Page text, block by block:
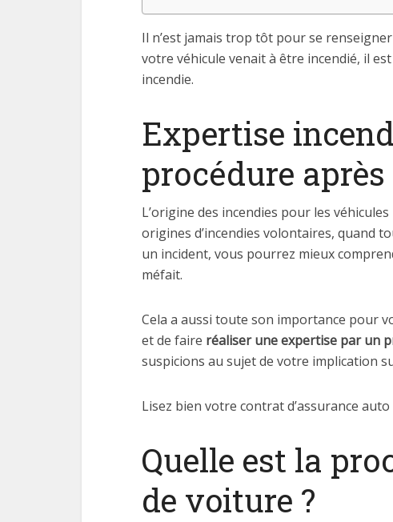
Il n’est jamais trop tôt pour se
votre véhicule venait à être incendié, il
incendie.
Expertise
procédure
L’origine des incendies pour les
origines d’incendies volontaires, quand
un incident, vous pourrez mieux
méfait.
Cela a aussi toute son importance pour
et de faire réaliser une expertise par un
suspicions au sujet de votre implication
Lisez bien votre contrat d’assurance
Quelle est la
de voiture ?